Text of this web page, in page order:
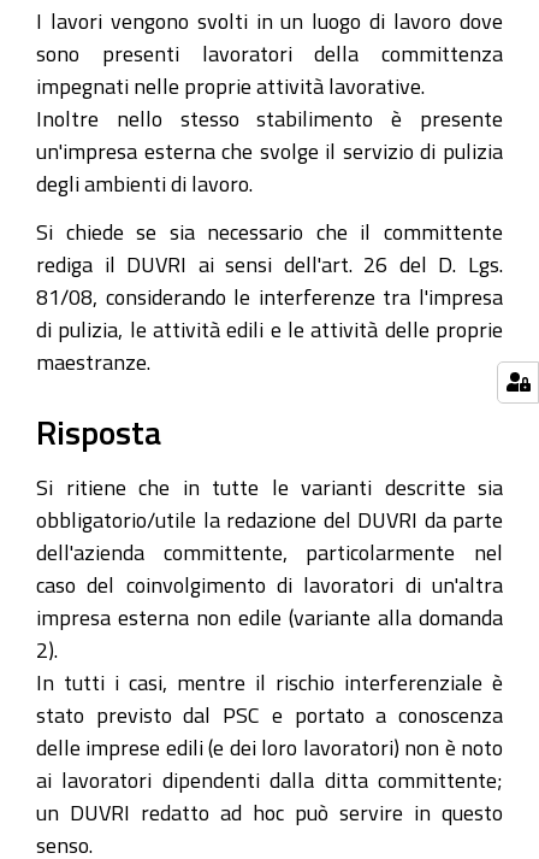
I lavori vengono svolti in un luogo di lavoro dove
sono presenti lavoratori della committenza
impegnati nelle proprie attività lavorative.
Inoltre nello stesso stabilimento è presente
un'impresa esterna che svolge il servizio di pulizia
degli ambienti di lavoro.
Si chiede se sia necessario che il committente
rediga il DUVRI ai sensi dell'art. 26 del D. Lgs.
81/08, considerando le interferenze tra l'impresa
di pulizia, le attività edili e le attività delle proprie
maestranze.
Risposta
Si ritiene che in tutte le varianti descritte sia
obbligatorio/utile la redazione del DUVRI da parte
dell'azienda committente, particolarmente nel
caso del coinvolgimento di lavoratori di un'altra
impresa esterna non edile (variante alla domanda
2).
In tutti i casi, mentre il rischio interferenziale è
stato previsto dal PSC e portato a conoscenza
delle imprese edili (e dei loro lavoratori) non è noto
ai lavoratori dipendenti dalla ditta committente;
un DUVRI redatto ad hoc può servire in questo
senso.